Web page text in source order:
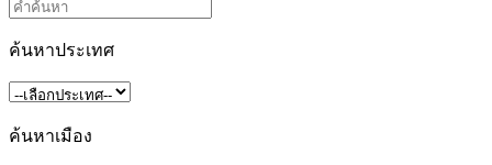
ค้นหาประเทศ
ค้นหาเมือง